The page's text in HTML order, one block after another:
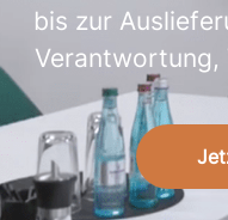
bis zur
Verantwortung,